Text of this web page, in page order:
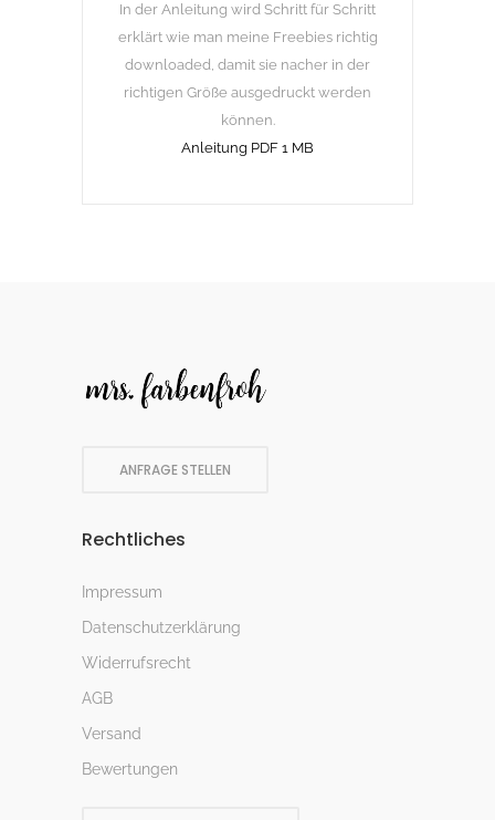
In der Anleitung wird Schritt für Schritt
erklärt wie man meine Freebies richtig
downloaded, damit sie nacher in der
richtigen Größe ausgedruckt werden
können.
Anleitung PDF 1 MB
ANFRAGE STELLEN
Rechtliches
Impressum
Datenschutzerklärung
Widerrufsrecht
AGB
Versand
Bewertungen